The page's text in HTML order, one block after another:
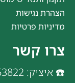
הצהרת נגישות
מדיניות פרטיות
צרו קשר
☎️ איציק: 0587353822